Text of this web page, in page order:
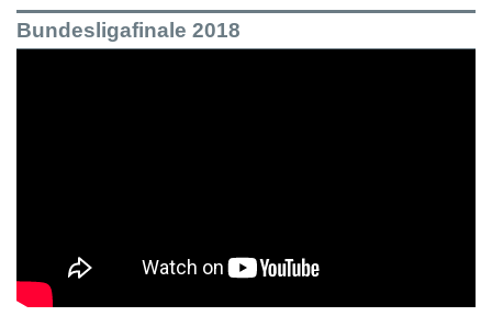
Bundesligafinale 2018